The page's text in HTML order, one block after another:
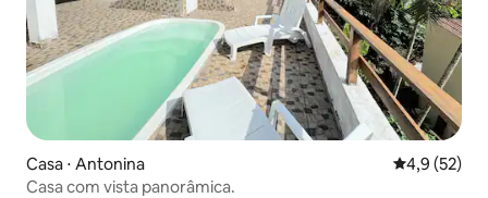
Casa ⋅ Antonina 4,9 de uma
4,9 (52)
Casa com vista panorâmica.